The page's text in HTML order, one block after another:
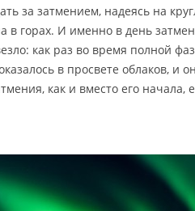
за затмением, надеясь на
в горах. И именно в день
как раз во время полной
в просвете облаков, и
как и вместо его начала,